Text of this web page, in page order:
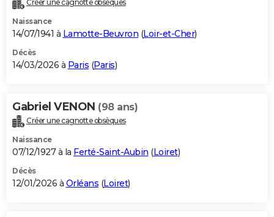
Créer une cagnotte obsèques
Naissance
14/07/1941 à Lamotte-Beuvron (Loir-et-Cher)
Décès
14/03/2026 à Paris (Paris)
Gabriel VENON (98 ans)
Créer une cagnotte obsèques
Naissance
07/12/1927 à la Ferté-Saint-Aubin (Loiret)
Décès
12/01/2026 à Orléans (Loiret)